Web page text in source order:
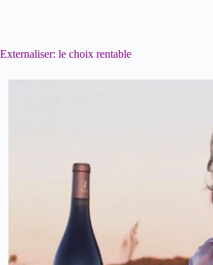
Externaliser: le choix rentable